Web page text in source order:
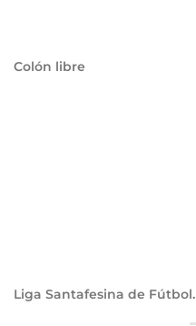
Colón libre
Liga Santafesina de Fútbol.